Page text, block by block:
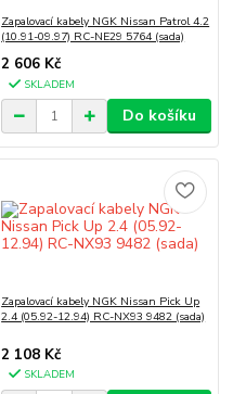
Zapalovací kabely NGK Nissan Patrol 4.2
(10.91-09.97) RC-NE29 5764 (sada)
2 606 Kč
SKLADEM
Do košíku
Zapalovací kabely NGK Nissan Pick Up
2.4 (05.92-12.94) RC-NX93 9482 (sada)
2 108 Kč
SKLADEM